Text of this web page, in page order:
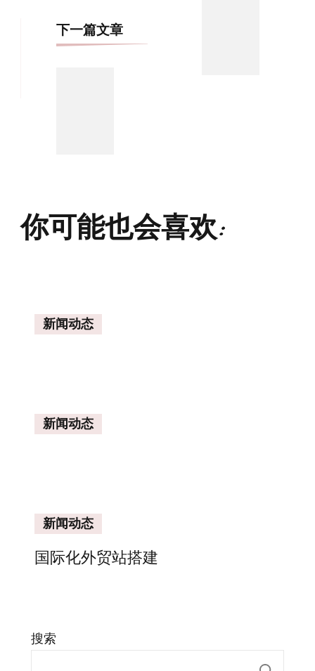
下一篇文章
你可能也会喜欢:
新闻动态
新闻动态
新闻动态
国际化外贸站搭建
搜索